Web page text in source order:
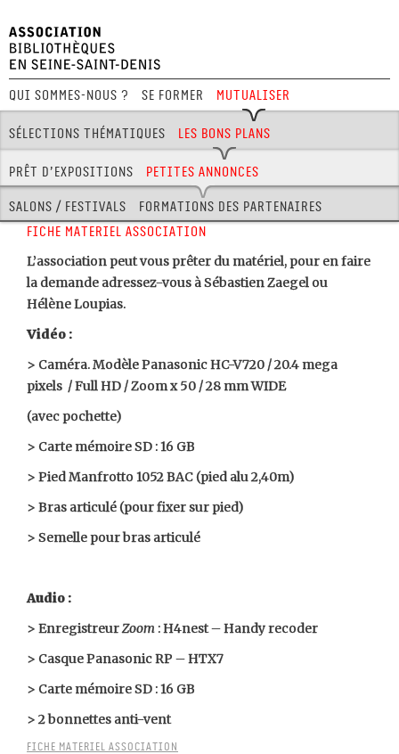
Qui sommes-nous ? Se former Mutualiser
Sélections thématiques Les bons plans
Prêt d’expositions Petites annonces
Offres d’emplois Dans les bibliothèques
Salons / Festivals Formations des partenaires
Festival Hors Limites
FICHE MATERIEL ASSOCIATION
L’association peut vous prêter du matériel, pour en faire
la demande adressez-vous à Sébastien Zaegel ou
Hélène Loupias.
Vidéo :
> Caméra. Modèle Panasonic HC-V720 / 20.4 mega
pixels / Full HD / Zoom x 50 / 28 mm WIDE
(avec pochette)
> Carte mémoire SD : 16 GB
> Pied Manfrotto 1052 BAC (pied alu 2,40m)
> Bras articulé (pour fixer sur pied)
> Semelle pour bras articulé
Audio :
> EnregistreurZoom : H4nest – Handy recoder
> Casque Panasonic RP – HTX7
> Carte mémoire SD : 16 GB
> 2 bonnettes anti-vent
FICHE MATERIEL ASSOCIATION